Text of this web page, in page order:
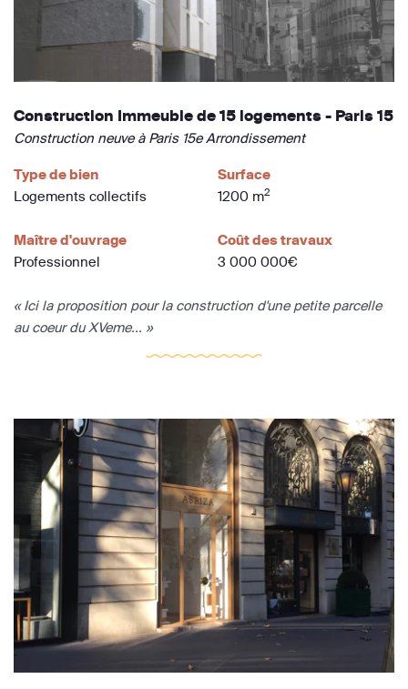
Construction Immeuble de 15 logements - Paris 15
Construction neuve à Paris 15e Arrondissement
Type de bien
Logements collectifs
Surface
1200 m2
Maître d'ouvrage
Professionnel
Coût des travaux
3 000 000€
« Ici la proposition pour la construction d'une petite parcelle
au coeur du XVeme... »